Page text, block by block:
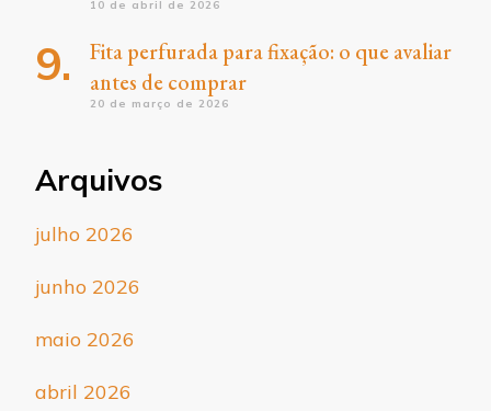
10 de abril de 2026
Fita perfurada para fixação: o que avaliar
antes de comprar
20 de março de 2026
Arquivos
julho 2026
junho 2026
maio 2026
abril 2026